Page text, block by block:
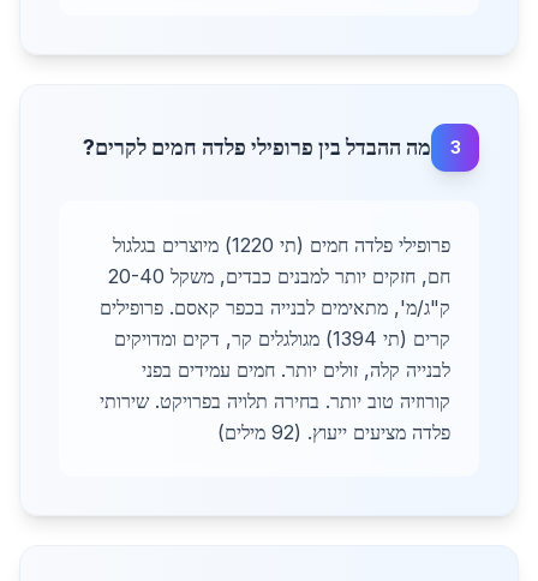
3 מה ההבדל בין פרופילי פלדה חמים לקרים?
פרופילי פלדה חמים (תי 1220) מיוצרים בגלגול
חם, חזקים יותר למבנים כבדים, משקל 20-40
ק"ג/מ', מתאימים לבנייה בכפר קאסם. פרופילים
קרים (תי 1394) מגולגלים קר, דקים ומדויקים
לבנייה קלה, זולים יותר. חמים עמידים בפני
קורוזיה טוב יותר. בחירה תלויה בפרויקט. שירותי
פלדה מציעים ייעוץ. (92 מילים)